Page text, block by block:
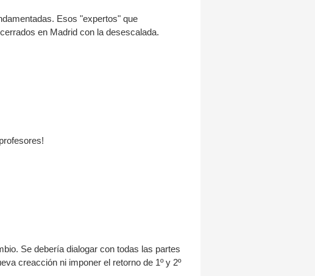
Esos "expertos" que
en Madrid con la desescalada.
Se debería dialogar con todas las partes
creacción ni imponer el retorno de 1º y 2º